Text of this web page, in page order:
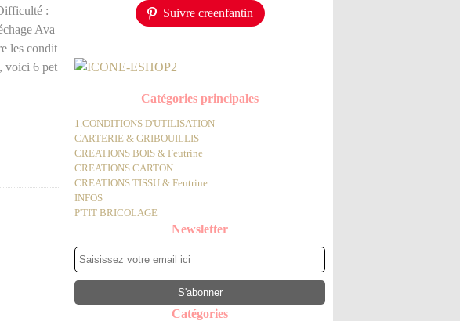
:
Ava
les condit
voici 6 pet
Suivre creenfantin
Catégories principales
1.CONDITIONS D'UTILISATION
CARTERIE & GRIBOUILLIS
CREATIONS BOIS & Feutrine
CREATIONS CARTON
CREATIONS TISSU & Feutrine
INFOS
P'TIT BRICOLAGE
Newsletter
Catégories